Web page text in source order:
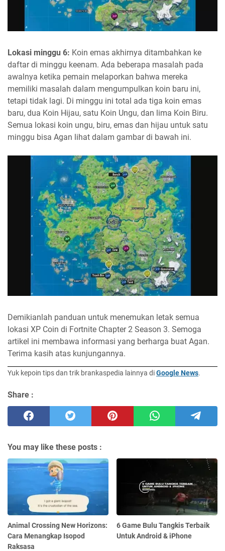
Lokasi minggu 6: Koin emas akhirnya ditambahkan ke
daftar di minggu keenam. Ada beberapa masalah pada
awalnya ketika pemain melaporkan bahwa mereka
memiliki masalah dalam mengumpulkan koin baru ini,
tetapi tidak lagi. Di minggu ini total ada tiga koin emas
baru, dua Koin Hijau, satu Koin Ungu, dan lima Koin Biru.
Semua lokasi koin ungu, biru, emas dan hijau untuk satu
minggu bisa Agan lihat dalam gambar di bawah ini.
Demikianlah panduan untuk menemukan letak semua
lokasi XP Coin di Fortnite Chapter 2 Season 3. Semoga
artikel ini membawa informasi yang berharga buat Agan.
Terima kasih atas kunjungannya.
Yuk kepoin tips dan trik brankaspedia lainnya diGoogle News.
Share :
You may like these posts :
Animal Crossing New Horizons:
Cara Menangkap Isopod
Raksasa
6 Game Bulu Tangkis Terbaik
Untuk Android & iPhone